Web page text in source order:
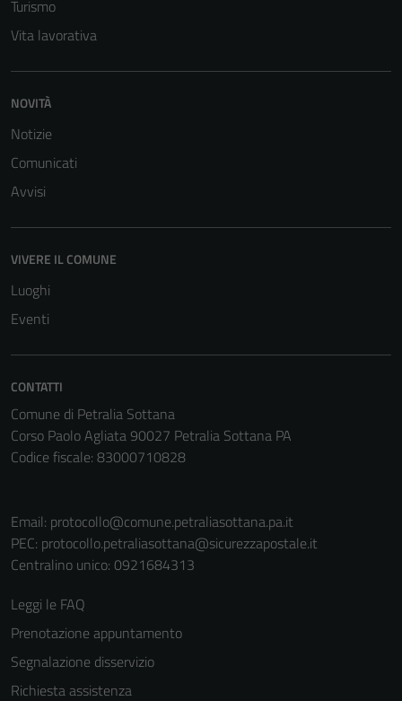
Turismo
Vita lavorativa
NOVITÀ
Notizie
Comunicati
Avvisi
VIVERE IL COMUNE
Luoghi
Eventi
CONTATTI
Comune di Petralia Sottana
Corso Paolo Agliata 90027 Petralia Sottana PA
Codice fiscale: 83000710828
Email: protocollo@comune.petraliasottana.pa.it
PEC: protocollo.petraliasottana@sicurezzapostale.it
Centralino unico: 0921684313
Leggi le FAQ
Prenotazione appuntamento
Segnalazione disservizio
Richiesta assistenza
personali.